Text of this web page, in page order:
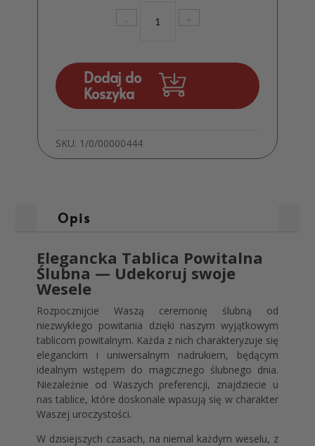
-
Tablica
PCV
Wesele
+
Dodaj do
Koszyka
SKU: 1/0/00000444
Opis
Elegancka Tablica Powitalna
Ślubna — Udekoruj swoje
Wesele
Rozpocznijcie Waszą ceremonię ślubną od
niezwykłego powitania dzięki naszym wyjątkowym
tablicom powitalnym. Każda z nich charakteryzuje się
eleganckim i uniwersalnym nadrukiem, będącym
idealnym wstępem do magicznego ślubnego dnia.
Niezależnie od Waszych preferencji, znajdziecie u
nas tablice, które doskonale wpasują się w charakter
Waszej uroczystości.
W dzisiejszych czasach, na niemal każdym weselu, z